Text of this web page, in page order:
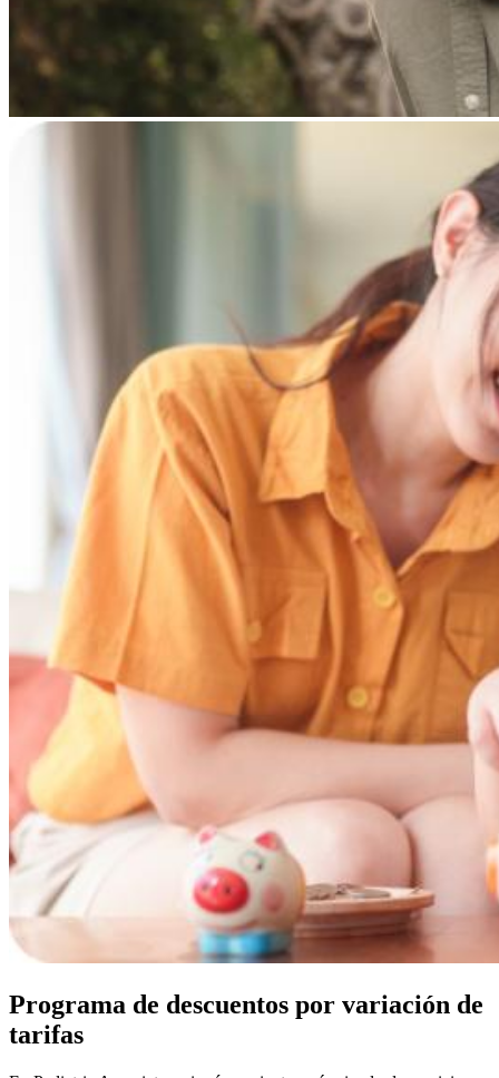
Programa de descuentos por variación de
tarifas